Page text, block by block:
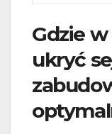
Gdzie
ukryć